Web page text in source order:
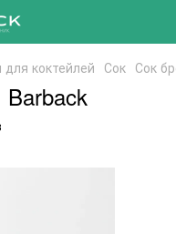
коктейлей Сок Сок